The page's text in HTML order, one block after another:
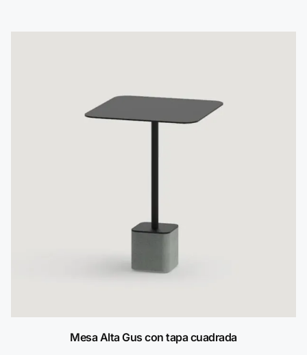
Mesa Alta Gus con tapa cuadrada